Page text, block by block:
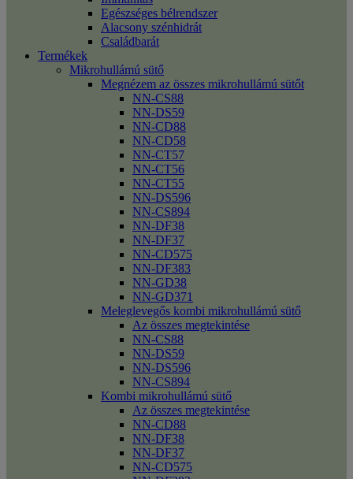
Egészséges bélrendszer
Alacsony szénhidrát
Családbarát
Termékek
Mikrohullámú sütő
Megnézem az összes mikrohullámú sütőt
NN-CS88
NN-DS59
NN-CD88
NN-CD58
NN-CT57
NN-CT56
NN-CT55
NN-DS596
NN-CS894
NN-DF38
NN-DF37
NN-CD575
NN-DF383
NN-GD38
NN-GD371
Meleglevegős kombi mikrohullámú sütő
Az összes megtekintése
NN-CS88
NN-DS59
NN-DS596
NN-CS894
Kombi mikrohullámú sütő
Az összes megtekintése
NN-CD88
NN-DF38
NN-DF37
NN-CD575